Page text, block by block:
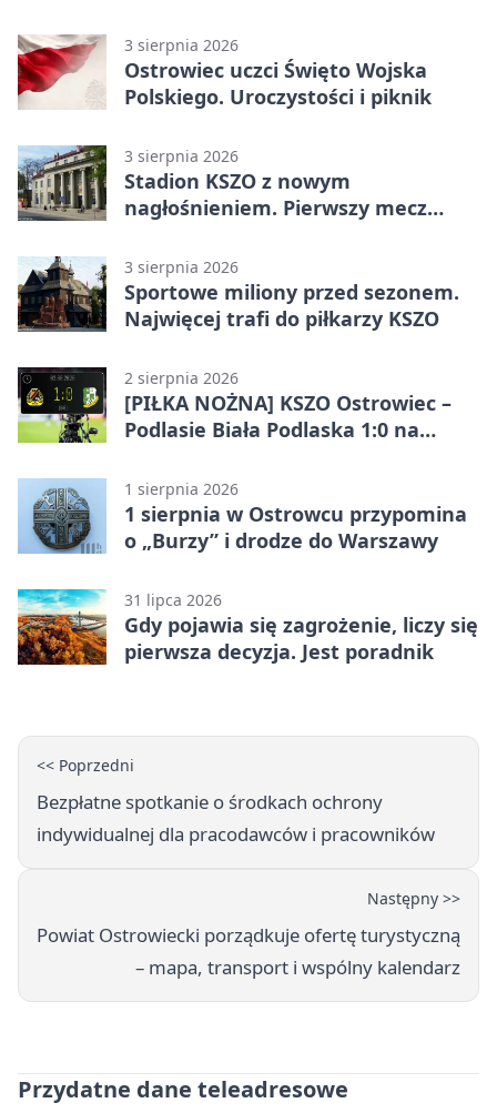
3 sierpnia 2026
Ostrowiec uczci Święto Wojska
Polskiego. Uroczystości i piknik
3 sierpnia 2026
Stadion KSZO z nowym
nagłośnieniem. Pierwszy mecz
3 sierpnia 2026
Sportowe miliony przed sezonem.
Najwięcej trafi do piłkarzy KSZO
2 sierpnia 2026
[PIŁKA NOŻNA] KSZO Ostrowiec –
Podlasie Biała Podlaska 1:0 na
(Grupa IV)
1 sierpnia 2026
1 sierpnia w Ostrowcu przypomina
o „Burzy” i drodze do Warszawy
31 lipca 2026
Gdy pojawia się zagrożenie, liczy się
pierwsza decyzja. Jest poradnik
<< Poprzedni
Bezpłatne spotkanie o środkach ochrony
indywidualnej dla pracodawców i pracowników
Następny >>
Powiat Ostrowiecki porządkuje ofertę turystyczną
– mapa, transport i wspólny kalendarz
Przydatne dane teleadresowe